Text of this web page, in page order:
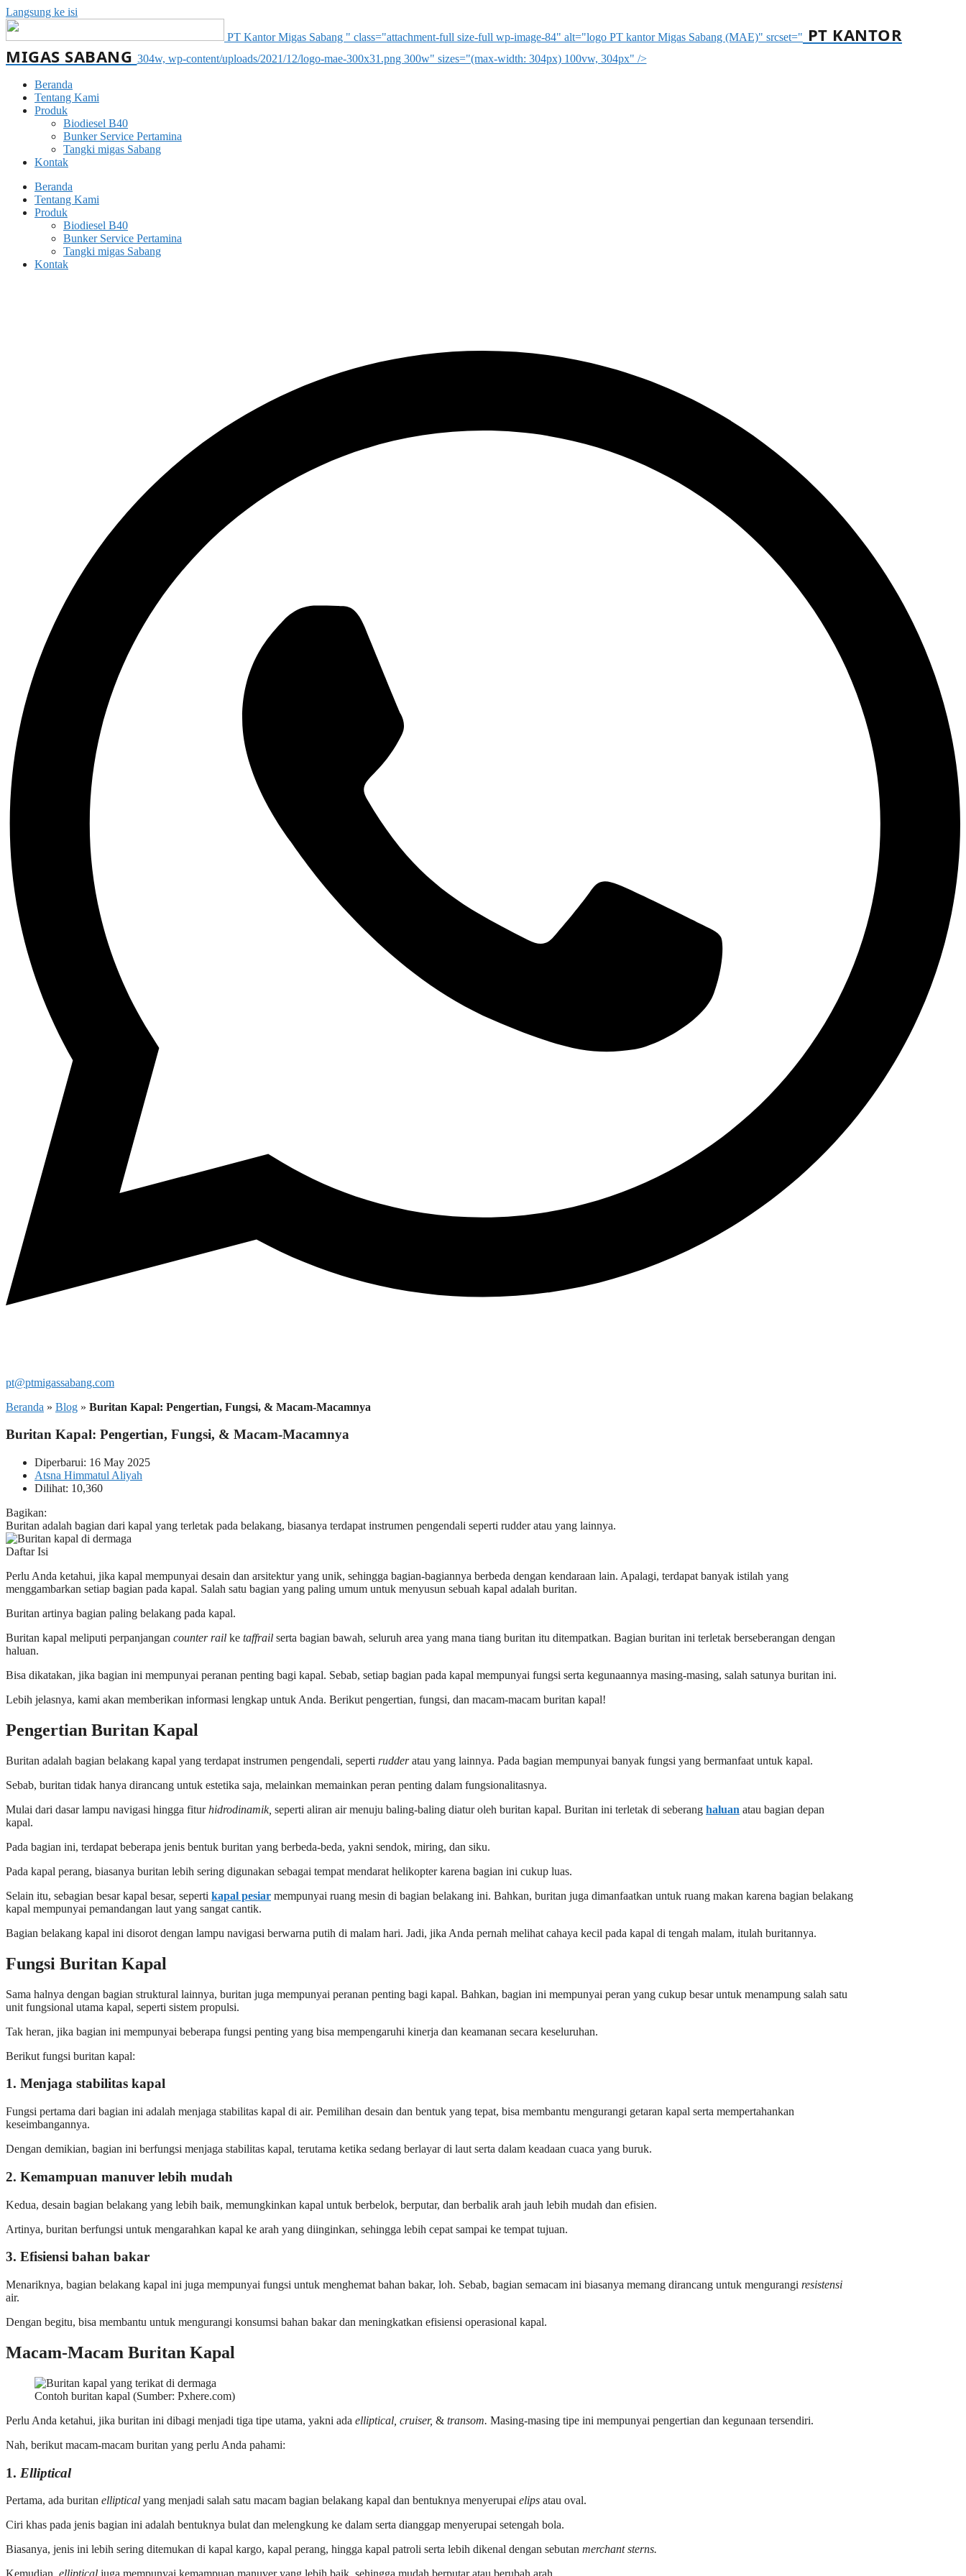
Langsung ke isi
PT Kantor Migas Sabang " class="attachment-full size-full wp-image-84" alt="logo PT kantor Migas Sabang (MAE)" srcset=" PT KANTOR
MIGAS SABANG 304w, wp-content/uploads/2021/12/logo-mae-300x31.png 300w" sizes="(max-width: 304px) 100vw, 304px" />
Beranda
Tentang Kami
Produk
Biodiesel B40
Bunker Service Pertamina
Tangki migas Sabang
Kontak
Beranda
Tentang Kami
Produk
Biodiesel B40
Bunker Service Pertamina
Tangki migas Sabang
Kontak
pt@ptmigassabang.com
Beranda » Blog » Buritan Kapal: Pengertian, Fungsi, & Macam-Macamnya
Buritan Kapal: Pengertian, Fungsi, & Macam-Macamnya
Diperbarui: 16 May 2025
Atsna Himmatul Aliyah
Dilihat: 10,360
Bagikan:
Buritan adalah bagian dari kapal yang terletak pada belakang, biasanya terdapat instrumen pengendali seperti rudder atau yang lainnya.
Daftar Isi
Perlu Anda ketahui, jika kapal mempunyai desain dan arsitektur yang unik, sehingga bagian-bagiannya berbeda dengan kendaraan lain. Apalagi, terdapat banyak istilah yang
menggambarkan setiap bagian pada kapal. Salah satu bagian yang paling umum untuk menyusun sebuah kapal adalah buritan.
Buritan artinya bagian paling belakang pada kapal.
Buritan kapal meliputi perpanjangan counter rail ke taffrail serta bagian bawah, seluruh area yang mana tiang buritan itu ditempatkan. Bagian buritan ini terletak berseberangan dengan
haluan.
Bisa dikatakan, jika bagian ini mempunyai peranan penting bagi kapal. Sebab, setiap bagian pada kapal mempunyai fungsi serta kegunaannya masing-masing, salah satunya buritan ini.
Lebih jelasnya, kami akan memberikan informasi lengkap untuk Anda. Berikut pengertian, fungsi, dan macam-macam buritan kapal!
Pengertian Buritan Kapal
Buritan adalah bagian belakang kapal yang terdapat instrumen pengendali, seperti rudderatau yang lainnya. Pada bagian mempunyai banyak fungsi yang bermanfaat untuk kapal.
Sebab, buritan tidak hanya dirancang untuk estetika saja, melainkan memainkan peran penting dalam fungsionalitasnya.
Mulai dari dasar lampu navigasi hingga fiturhidrodinamik, seperti aliran air menuju baling-baling diatur oleh buritan kapal. Buritan ini terletak di seberang haluan atau bagian depan
kapal.
Pada bagian ini, terdapat beberapa jenis bentuk buritan yang berbeda-beda, yakni sendok, miring, dan siku.
Pada kapal perang, biasanya buritan lebih sering digunakan sebagai tempat mendarat helikopter karena bagian ini cukup luas.
Selain itu, sebagian besar kapal besar, seperti kapal pesiar mempunyai ruang mesin di bagian belakang ini. Bahkan, buritan juga dimanfaatkan untuk ruang makan karena bagian belakang
kapal mempunyai pemandangan laut yang sangat cantik.
Bagian belakang kapal ini disorot dengan lampu navigasi berwarna putih di malam hari. Jadi, jika Anda pernah melihat cahaya kecil pada kapal di tengah malam, itulah buritannya.
Fungsi Buritan Kapal
Sama halnya dengan bagian struktural lainnya, buritan juga mempunyai peranan penting bagi kapal. Bahkan, bagian ini mempunyai peran yang cukup besar untuk menampung salah satu
unit fungsional utama kapal, seperti sistem propulsi.
Tak heran, jika bagian ini mempunyai beberapa fungsi penting yang bisa mempengaruhi kinerja dan keamanan secara keseluruhan.
Berikut fungsi buritan kapal:
1. Menjaga stabilitas kapal
Fungsi pertama dari bagian ini adalah menjaga stabilitas kapal di air. Pemilihan desain dan bentuk yang tepat, bisa membantu mengurangi getaran kapal serta mempertahankan
keseimbangannya.
Dengan demikian, bagian ini berfungsi menjaga stabilitas kapal, terutama ketika sedang berlayar di laut serta dalam keadaan cuaca yang buruk.
2. Kemampuan manuver lebih mudah
Kedua, desain bagian belakang yang lebih baik, memungkinkan kapal untuk berbelok, berputar, dan berbalik arah jauh lebih mudah dan efisien.
Artinya, buritan berfungsi untuk mengarahkan kapal ke arah yang diinginkan, sehingga lebih cepat sampai ke tempat tujuan.
3. Efisiensi bahan bakar
Menariknya, bagian belakang kapal ini juga mempunyai fungsi untuk menghemat bahan bakar, loh. Sebab, bagian semacam ini biasanya memang dirancang untuk mengurangi resistensi
air.
Dengan begitu, bisa membantu untuk mengurangi konsumsi bahan bakar dan meningkatkan efisiensi operasional kapal.
Macam-Macam Buritan Kapal
Contoh buritan kapal (Sumber: Pxhere.com)
Perlu Anda ketahui, jika buritan ini dibagi menjadi tiga tipe utama, yakni ada elliptical, cruiser, & transom. Masing-masing tipe ini mempunyai pengertian dan kegunaan tersendiri.
Nah, berikut macam-macam buritan yang perlu Anda pahami:
1. Elliptical
Pertama, ada buritan elliptical yang menjadi salah satu macam bagian belakang kapal dan bentuknya menyerupai elips atau oval.
Ciri khas pada jenis bagian ini adalah bentuknya bulat dan melengkung ke dalam serta dianggap menyerupai setengah bola.
Biasanya, jenis ini lebih sering ditemukan di kapal kargo, kapal perang, hingga kapal patroli serta lebih dikenal dengan sebutan merchant sterns.